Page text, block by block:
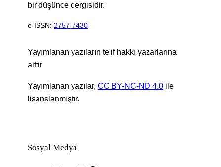
bir düşünce dergisidir.
e-ISSN: 2757-7430
Yayımlanan yazıların telif hakkı yazarlarına
aittir.
Yayımlanan yazılar, CC BY-NC-ND 4.0 ile
lisanslanmıştır.
Sosyal Medya